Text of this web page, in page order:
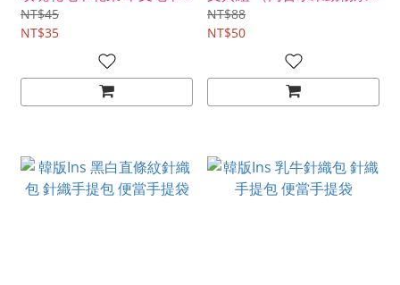
玫瑰 （5色平均出貨）
NT$45
NT$35
列擦手巾X1個+兒童水彩填
色畫X1份 需自行放入）
NT$88
NT$50